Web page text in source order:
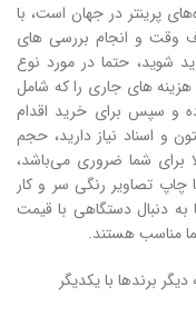
پرینتر در جهان است، با
وقت و انجام بررسی های
شوید، حتما در مورد نوع
هزینه های جاری را که شامل
و سپس برای خرید اقدام
و اسناد نیاز دارید، حجم
برای شما ضروری می‌باشد،
چاپ تصاویر رنگی سر و کار
به دنبال دستگاهی با قیمت
مناسب هستند.
برندها با یکدیگر